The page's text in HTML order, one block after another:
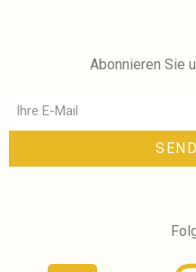
Abonnieren Sie